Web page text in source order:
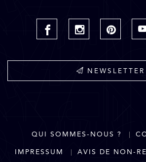
NEWSLETTER
QUI SOMMES-NOUS ?
IMPRESSUM AVIS DE NON-